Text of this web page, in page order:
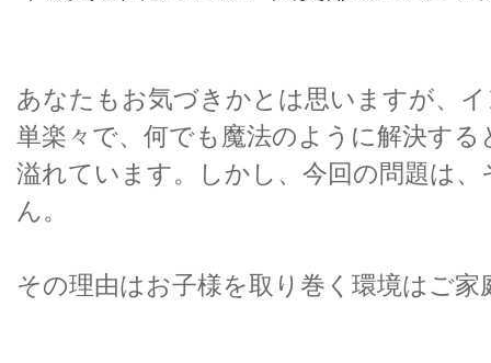
あなたもお気づきかとは思いますが、
単楽々で、何でも魔法のように解決する
溢れています。しかし、今回の問題は
ん。
その理由はお子様を取り巻く環境はご